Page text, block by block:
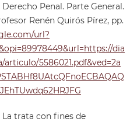
Penal. Parte General.
Renén Quirós Pírez, pp.
url?
dia
5586021.pdf&ved=2a
La trata con fines de